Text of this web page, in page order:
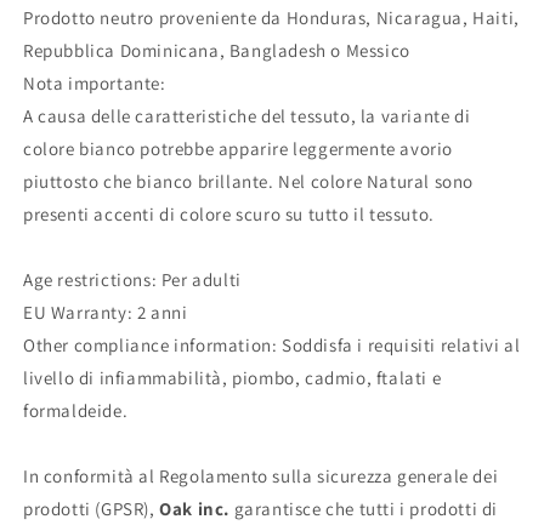
Prodotto neutro proveniente da Honduras, Nicaragua, Haiti,
Repubblica Dominicana, Bangladesh o Messico
Nota importante:
A causa delle caratteristiche del tessuto, la variante di
colore bianco potrebbe apparire leggermente avorio
piuttosto che bianco brillante. Nel colore Natural sono
presenti accenti di colore scuro su tutto il tessuto.
Age restrictions: Per adulti
EU Warranty: 2 anni
Other compliance information: Soddisfa i requisiti relativi al
livello di infiammabilità, piombo, cadmio, ftalati e
formaldeide.
In conformità al Regolamento sulla sicurezza generale dei
prodotti (GPSR),Oak inc. garantisce che tutti i prodotti di